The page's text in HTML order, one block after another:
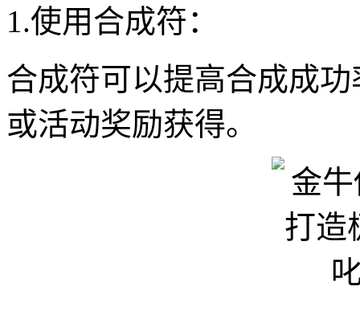
1.使用合成符：
合成符可以提高合成成
或活动奖励获得。